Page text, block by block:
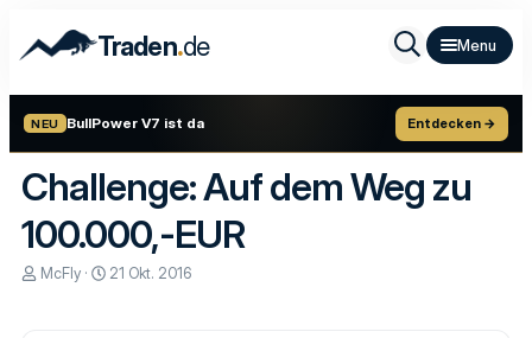
Traden.de
NEU BullPower V7 ist da Entdecken →
Challenge: Auf dem Weg zu
100.000,-EUR
EMcFly
E
21 Okt. 2016